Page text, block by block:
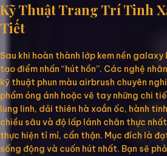
Kỹ Thuật Trang Trí Tinh
Tiết
Sau khi hoàn thành lớp kem nền
tạo điểm nhấn “hút hồn”. Các nghệ
kỹ thuật phun màu airbrush chuyên
phẩm óng ánh hoặc vẽ tay những chi
lung linh, dải thiên hà xoắn ốc, hành
chiều sâu và độ lấp lánh chân thực
thực hiện tỉ mỉ, cẩn thận. Mục đích là
sống động và cuốn hút nhất. Bạn sẽ